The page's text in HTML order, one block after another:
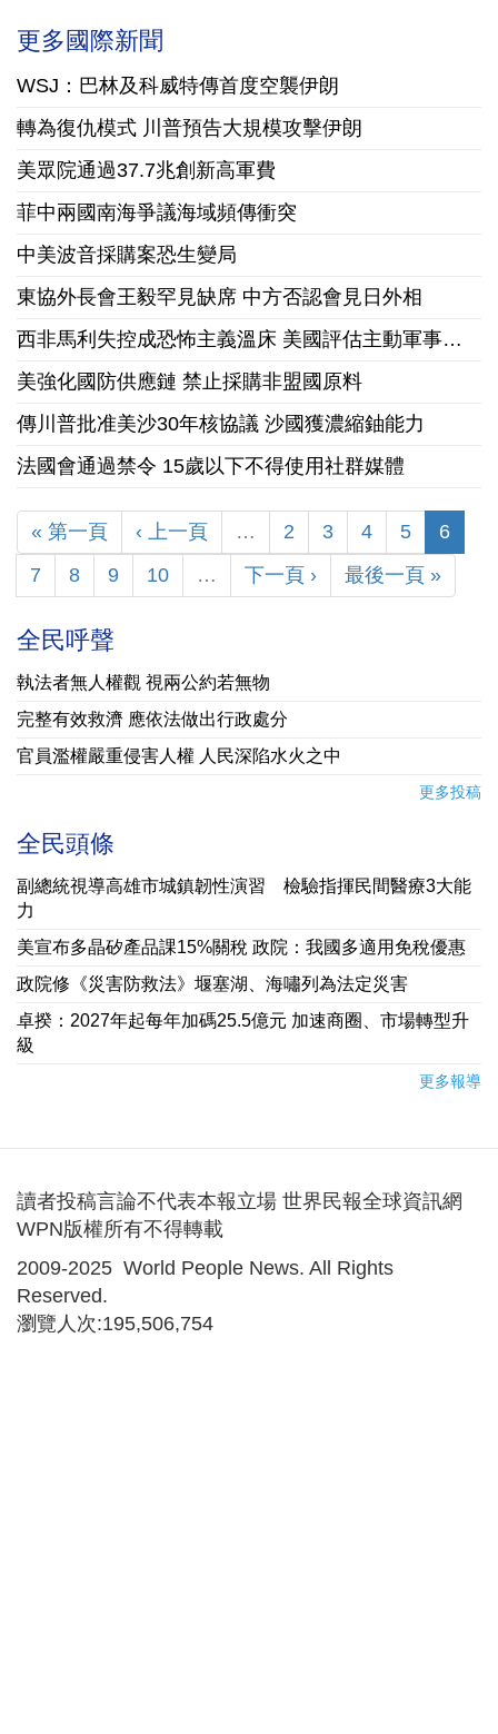
更多國際新聞
WSJ：巴林及科威特傳首度空襲伊朗
轉為復仇模式 川普預告大規模攻擊伊朗
美眾院通過37.7兆創新高軍費
菲中兩國南海爭議海域頻傳衝突
中美波音採購案恐生變局
東協外長會王毅罕見缺席 中方否認會見日外相
西非馬利失控成恐怖主義溫床 美國評估主動軍事干預可行性
美強化國防供應鏈 禁止採購非盟國原料
傳川普批准美沙30年核協議 沙國獲濃縮鈾能力
法國會通過禁令 15歲以下不得使用社群媒體
« 第一頁 ‹ 上一頁 … 2 3 4 5
6
7
8 9 10 … 下一頁 › 最後一頁 »
全民呼聲
執法者無人權觀 視兩公約若無物
完整有效救濟 應依法做出行政處分
官員濫權嚴重侵害人權 人民深陷水火之中
更多投稿
全民頭條
副總統視導高雄市城鎮韌性演習 檢驗指揮民間醫療3大能
力
美宣布多晶矽產品課15%關稅 政院：我國多適用免稅優惠
政院修《災害防救法》堰塞湖、海嘯列為法定災害
卓揆：2027年起每年加碼25.5億元 加速商圈、市場轉型升
級
更多報導
讀者投稿言論不代表本報立場 世界民報全球資訊網
WPN版權所有不得轉載
2009-2025 World People News. All Rights
Reserved.
瀏覽人次:195,506,754